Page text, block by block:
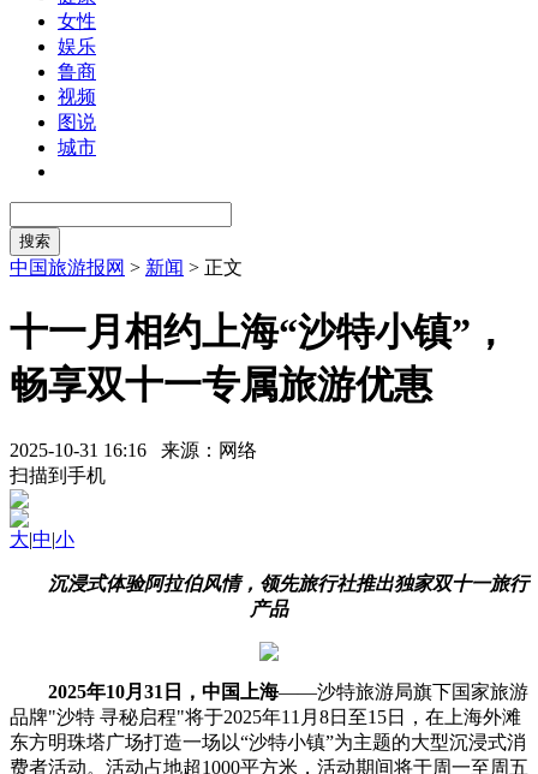
女性
娱乐
鲁商
视频
图说
城市
中国旅游报网 > 新闻 > 正文
十一月相约上海“沙特小镇”，
畅享双十一专属旅游优惠
2025-10-31 16:16 来源：网络
扫描到手机
大|中|小
沉浸式体验阿拉伯风情，领先旅行社推出独家双十一旅行
产品
2025年10月31日，中国上海——沙特旅游局旗下国家旅游
品牌"沙特 寻秘启程"将于2025年11月8日至15日，在上海外滩
东方明珠塔广场打造一场以“沙特小镇”为主题的大型沉浸式消
费者活动。活动占地超1000平方米，活动期间将于周一至周五